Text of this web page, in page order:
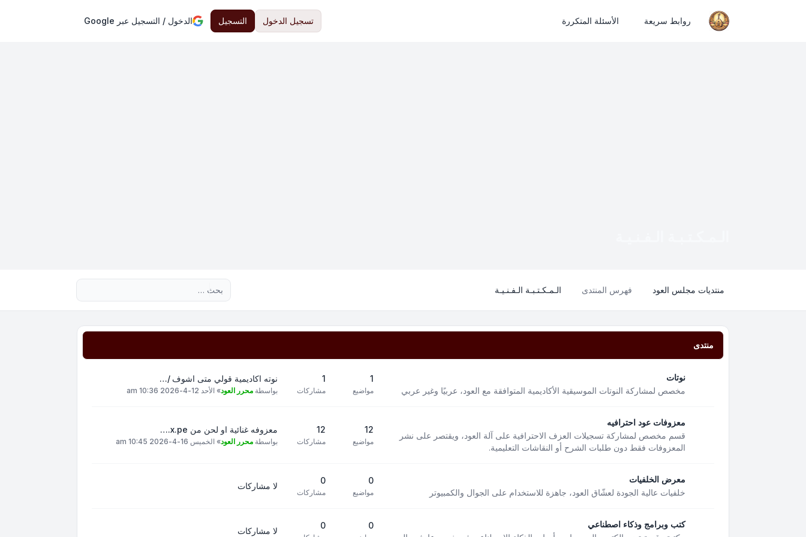
روابط سريعة الأسئلة المتكررة تسجيل الدخول التسجيل الدخول / التسجيل عبر Google
منتديات مجلس العود فهرس المنتدى الـمـكـتـبـة الـفـنـيـة
منتدى
نوتات
مخصص لمشاركة النوتات الموسيقية الأكاديمية المتوافقة مع العود، عربيًا وغير عربي
1
مواضيع
1
مشاركات
نوته اكاديمية قولي متى اشوف /…
بواسطة محرر العود» الأحد 12-4-2026 10:36 am
معزوفات عود احترافيه
قسم مخصص لمشاركة تسجيلات العزف الاحترافية على آلة العود، ويقتصر على نشر
المعزوفات فقط دون طلبات الشرح أو النقاشات التعليمية.
12
مواضيع
12
مشاركات
معزوفه غنائية او لحن من x.pe.…
بواسطة محرر العود» الخميس 16-4-2026 10:45 am
معرض الخلفيات
خلفيات عالية الجودة لعشّاق العود، جاهزة للاستخدام على الجوال والكمبيوتر
0
مواضيع
0
مشاركات
لا مشاركات
كتب وبرامج وذكاء اصطناعي
0
0
لا مشاركات